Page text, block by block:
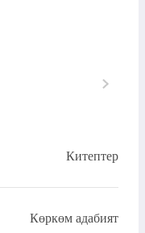
Китептер
Көркөм адабият